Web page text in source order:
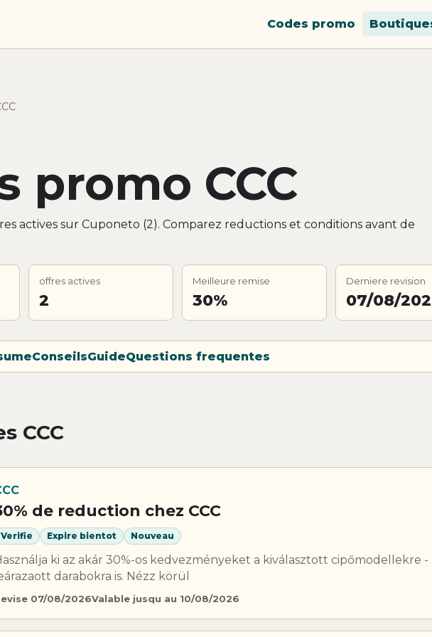
Codes promo
promo CCC
actives sur Cuponeto (2). Comparez reductions et conditions avant de
offres actives
2
Meilleure remise
30%
Derniere revision
07/08/
ConseilsGuideQuestions frequentes
CCC
de reduction chez CCC
Verifie Expire bientot Nouveau
ki az akár 30%-os kedvezményeket a kiválasztott cipőmodellekre -
darabokra is. Nézz körül
07/08/2026Valable jusqu au 10/08/2026